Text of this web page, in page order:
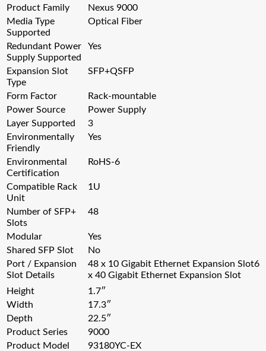
Product Family
Nexus 9000
Media Type
Supported
Optical Fiber
Redundant Power
Supply Supported
Yes
Expansion Slot
Type
SFP+QSFP
Form Factor
Rack-mountable
Power Source
Power Supply
Layer Supported
3
Environmentally
Friendly
Yes
Environmental
Certification
RoHS-6
Compatible Rack
Unit
1U
Number of SFP+
Slots
48
Modular
Yes
Shared SFP Slot
No
Port / Expansion
Slot Details
48 x 10 Gigabit Ethernet Expansion Slot6
x 40 Gigabit Ethernet Expansion Slot
Height
1.7″
Width
17.3″
Depth
22.5″
Product Series
9000
Product Model
93180YC-EX